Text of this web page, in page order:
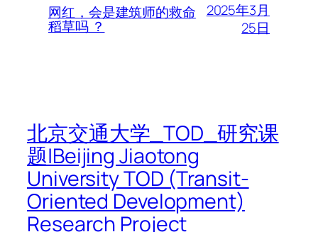
网红，会是建筑师的救命
稻草吗 ？
2025年3月
25日
北京交通大学_TOD_研究课
题|Beijing Jiaotong
University TOD (Transit-
Oriented Development)
Research Project